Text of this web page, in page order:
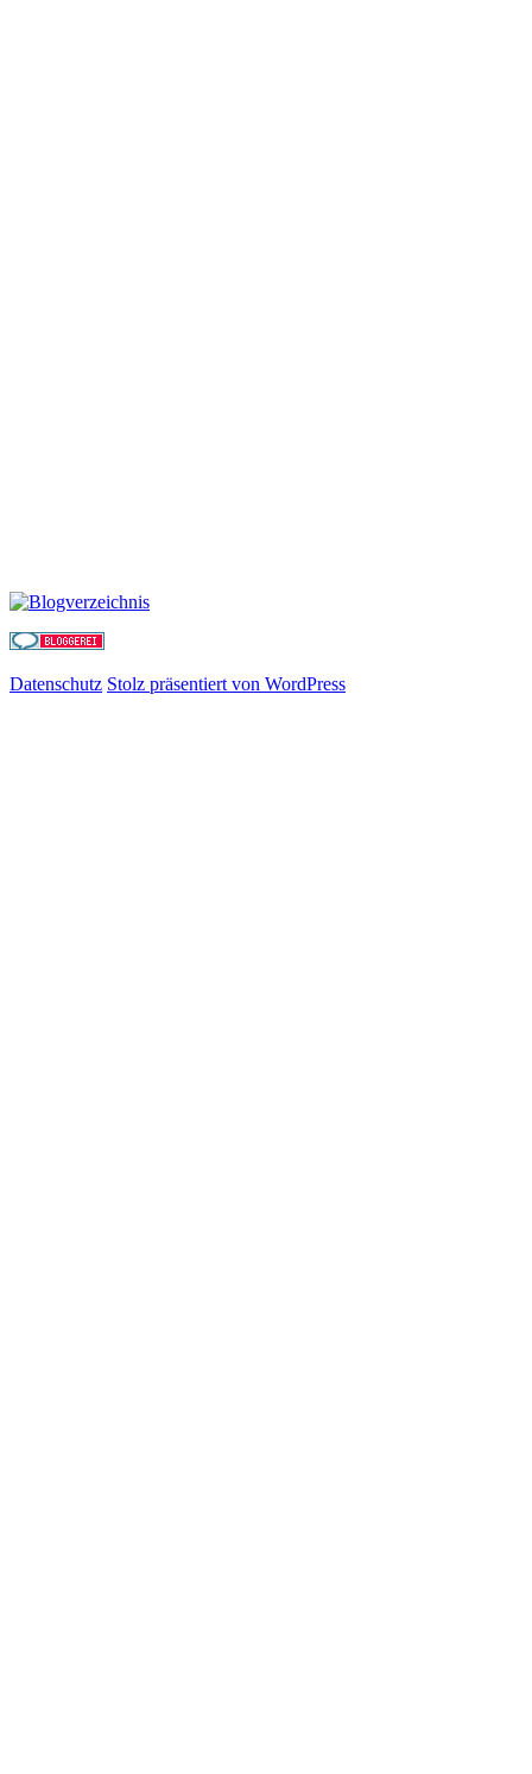
Datenschutz Stolz präsentiert von WordPress